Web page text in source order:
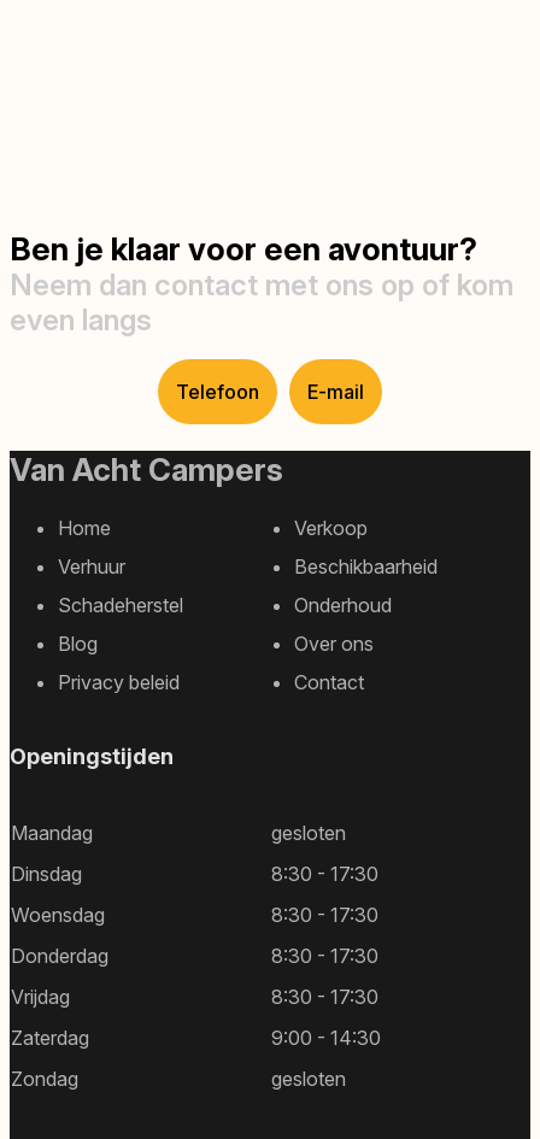
Ben je klaar voor een avontuur?
Neem dan contact met ons op of kom
even langs
Telefoon E-mail
Van Acht Campers
Footer
sitemap
Home
Verkoop
Verhuur
Beschikbaarheid
Schadeherstel
Onderhoud
Blog
Over ons
Privacy beleid
Contact
Openingstijden
Maandag
gesloten
Dinsdag
8:30 - 17:30
Woensdag
8:30 - 17:30
Donderdag
8:30 - 17:30
Vrijdag
8:30 - 17:30
Zaterdag
9:00 - 14:30
Zondag
gesloten